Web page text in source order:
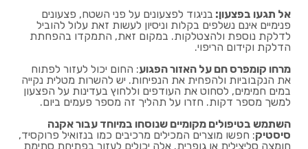
אל תגעו בפצעון: בניגוד לפצעונים על פני השטח, פצעונים
פנימיים אינם נשלפים בקלות וניסיון לעשות זאת עלול להוביל
לדלקת נוספת ולהצטלקות. במקום זאת, התמקדו בהפחתת
הדלקת וקידום הריפוי.
מרחו קומפרס חם על האזור הפגוע: החום יכול לעזור לפתוח
את הנקבוביות ולהפחית את הנפיחות. יש להשרות מטלית נקייה
במים חמימים, לסחוט את העודפים וללחוץ בעדינות על הפצעון
למשך מספר דקות. חזרו על תהליך זה מספר פעמים ביום.
השתמש בטיפולים מקומיים שנוסחו במיוחד עבור אקנה
סיסטיק: חפשו מוצרים המכילים מרכיבים כמו בנזואיל פרוקסיד,
חומצה סליצילית או גופרית. אלה יכולים לעזור בפתיחת סתימת